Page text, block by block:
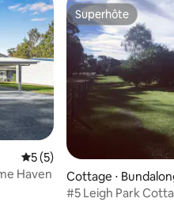
: 4,95 sur 5
Évaluation moyenne sur la
5 (5)
Haven
Superhôte
Superhôte
Cottage ⋅
#5 Leigh Park